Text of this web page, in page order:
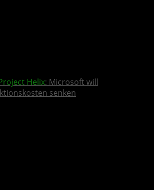
Helix: Microsoft will
senken